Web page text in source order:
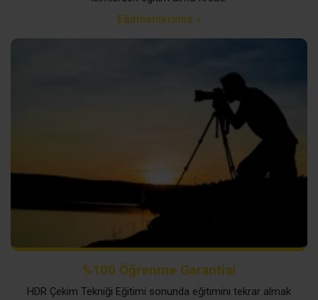
Eğitmenlerimiz »
%100 Öğrenme Garantisi
HDR Çekim Tekniği Eğitimi sonunda eğitimini tekrar almak